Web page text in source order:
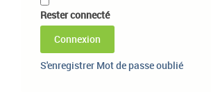
Rester connecté
Connexion
S'enregistrer Mot de passe oublié